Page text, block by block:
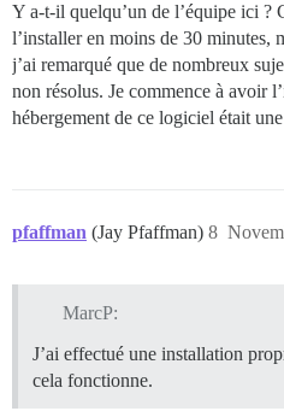
Y a-t-il quelqu’un de l’équipe ici ?
l’installer en moins de 30 minutes,
j’ai remarqué que de nombreux
non résolus. Je commence à avoir
hébergement de ce logiciel était
pfaffman (Jay Pfaffman) 8
MarcP:
J’ai effectué une installation
cela fonctionne.